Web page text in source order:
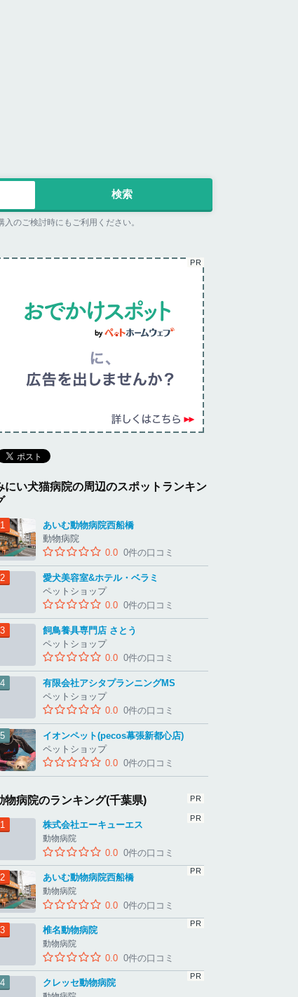
のご検討時にもご利用ください。
にい犬猫病院の周辺のスポットランキン
あいむ動物病院西船橋
動物病院
0.0 0件の口コミ
愛犬美容室&ホテル・ベラミ
ペットショップ
0.0 0件の口コミ
飼鳥養具専門店 さとう
ペットショップ
0.0 0件の口コミ
有限会社アシタプランニングMS
ペットショップ
0.0 0件の口コミ
イオンペット(pecos幕張新都心店)
ペットショップ
0.0 0件の口コミ
物病院のランキング(千葉県)
株式会社エーキューエス
動物病院
0.0 0件の口コミ
あいむ動物病院西船橋
動物病院
0.0 0件の口コミ
椎名動物病院
動物病院
0.0 0件の口コミ
クレッセ動物病院